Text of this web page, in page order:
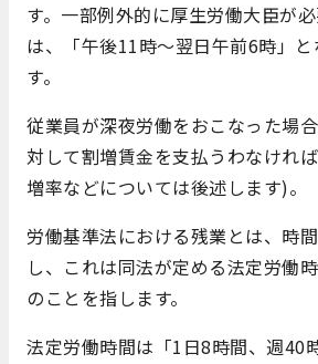
す。一部例外的に厚生労働大臣が
は、「午後11時～翌日午前6時」
す。
従業員が深夜労働をおこなった場
対して割増賃金を支払うわなけれ
増率などについては後述します)。
労働基準法における残業とは、時
し、これは同法が定める法定労働
のことを指します。
法定労働時間は「1日8時間、週40